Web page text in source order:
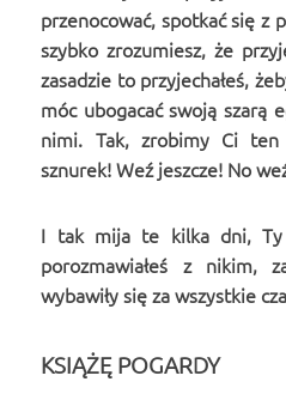
przenocować, spotkać się z
szybko zrozumiesz, że
zasadzie to przyjechałeś,
móc ubogacać swoją szarą
nimi. Tak, zrobimy Ci ten
sznurek! Weź jeszcze! No
I tak mija te kilka dni, Ty
porozmawiałeś z nikim,
wybawiły się za wszystkie
KSIĄŻĘ POGARDY